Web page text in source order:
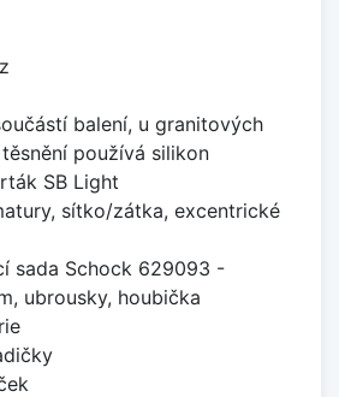
balení, u granitových
používá silikon
SB Light
sítko/zátka, excentrické
sada Schock 629093 -
ubrousky, houbička